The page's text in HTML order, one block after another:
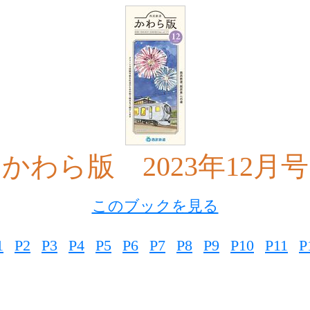
かわら版 2023年12月号
このブックを見る
P2 P3 P4 P5 P6 P7 P8 P9 P10 P11